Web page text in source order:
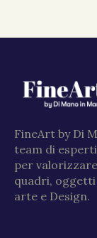
FineArt by Di
team di
per
quadri,
arte e Design.